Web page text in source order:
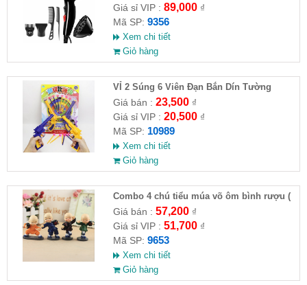
Giá sỉ VIP : 89,000₫
Mã SP: 9356
Xem chi tiết
Giỏ hàng
VỈ 2 Súng 6 Viên Đạn Bắn Dín Tường
Giá bán : 23,500₫
Giá sỉ VIP : 20,500₫
Mã SP: 10989
Xem chi tiết
Giỏ hàng
Combo 4 chú tiểu múa võ ôm bình rượu (
HĐ )
Giá bán : 57,200₫
Giá sỉ VIP : 51,700₫
Mã SP: 9653
Xem chi tiết
Giỏ hàng